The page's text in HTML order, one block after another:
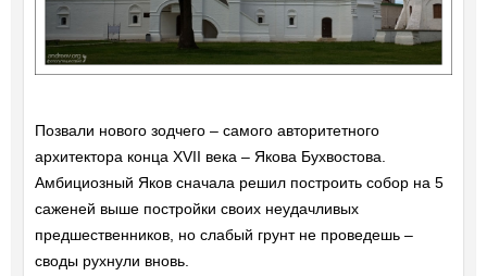
Позвали нового зодчего – самого авторитетного
архитектора конца XVII века – Якова Бухвостова.
Амбициозный Яков сначала решил построить собор на 5
саженей выше постройки своих неудачливых
предшественников, но слабый грунт не проведешь –
своды рухнули вновь.